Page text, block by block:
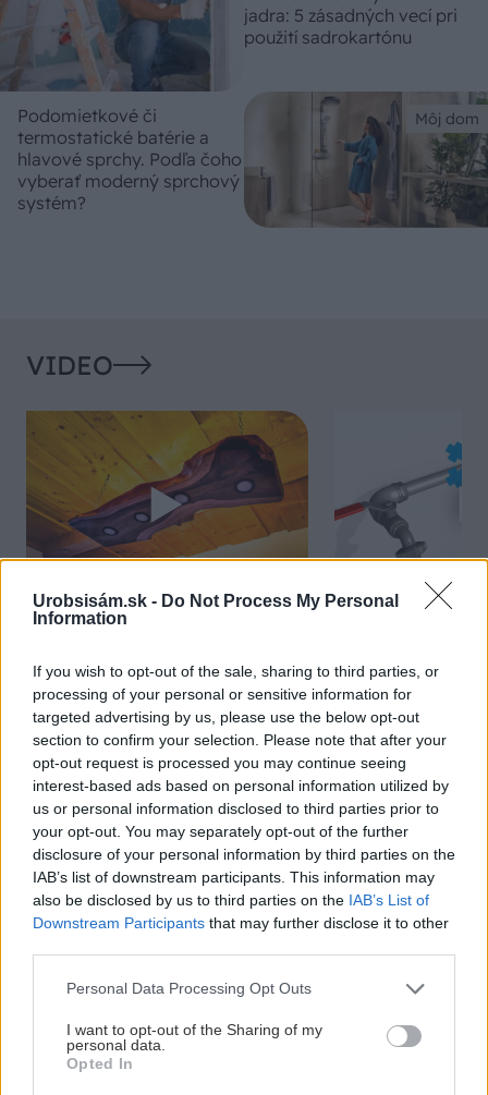
Urobsisám.sk - Do Not Process My Personal
Information
If you wish to opt-out of the sale, sharing to third parties, or
processing of your personal or sensitive information for
targeted advertising by us, please use the below opt-out
section to confirm your selection. Please note that after your
opt-out request is processed you may continue seeing
interest-based ads based on personal information utilized by
us or personal information disclosed to third parties prior to
your opt-out. You may separately opt-out of the further
disclosure of your personal information by third parties on the
IAB’s list of downstream participants. This information may
also be disclosed by us to third parties on the IAB’s List of
Downstream Participants that may further disclose it to other
Please note that this website/app uses one or more Google
not limited to your visit or usage behaviour. You may click to
grant or deny consent to Google and its third-party tags to
use your data for below specified purposes in below Google
Personal Data Processing Opt Outs
I want to opt-out of the Sharing of my
personal data.
Opted In
jadra: 5 zásadných vecí pri
použití sadrokartónu
Môj dom
Podomietkové či
termostatické batérie a
hlavové sprchy. Podľa čoho
vyberať moderný sprchový
systém?
VIDEO
Chcete dominantu interiéru,
Vyrobte si takéto masívne
orechové svietidlo
ako to vyriešiť
ZÁHRADA
5 trvaliek s
panašovanými listami,
ktoré dodajú vášmu
Trvalky, ktoré znesú
sucho a teplo? Tieto